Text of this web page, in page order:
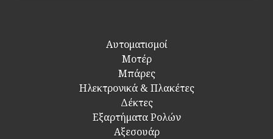
Αυτοματισμοί
Μοτέρ
Μπάρες
Ηλεκτρονικά & Πλακέτες
Δέκτες
Εξαρτήματα Ρολών
Αξεσουάρ